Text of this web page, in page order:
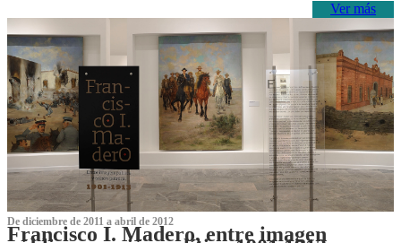
Ver más
De diciembre de 2011 a abril de 2012
Francisco I. Madero, entre imagen